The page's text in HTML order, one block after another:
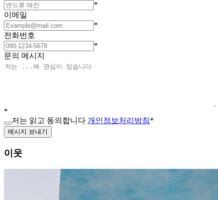
*
이메일
*
전화번호
*
문의 메시지
*
저는 읽고 동의합니다 개인정보처리방침*
메시지 보내기
이웃